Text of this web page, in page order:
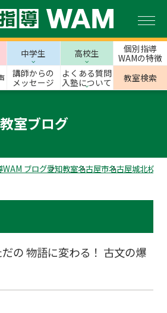
中学生 高校生
個別指導
WAMの特徴
講師からの
メッセージ
よくある質問
入塾について
教室検索
教室ブログ
WAM ブログ愛知教室名古屋市名古屋城北校の
だの 物語に変わる！ 古文の爆